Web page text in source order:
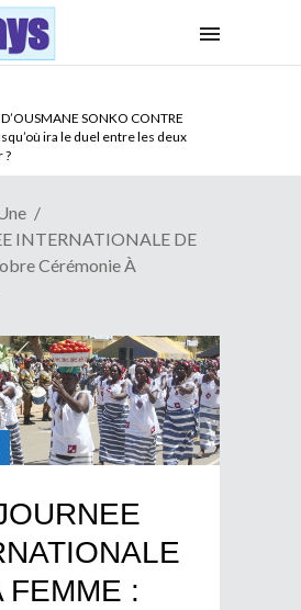
MEURTRIERE DES ADF EN RDC :
spirale de la violence au Congo
INTERNATIONALE DE
Cérémonie À
FEMME :